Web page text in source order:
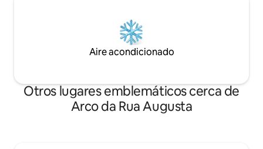
Aire acondicionado
Otros lugares emblemáticos cerca de
Arco da Rua Augusta